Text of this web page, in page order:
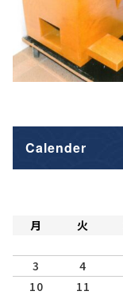
Calender
月 火
3
4
10
11